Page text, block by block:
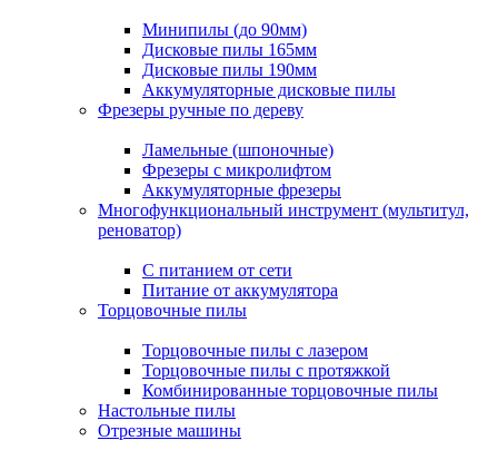
Минипилы (до 90мм)
Дисковые пилы 165мм
Дисковые пилы 190мм
Аккумуляторные дисковые пилы
Фрезеры ручные по дереву
Ламельные (шпоночные)
Фрезеры с микролифтом
Аккумуляторные фрезеры
Многофункциональный инструмент (мультитул,
реноватор)
С питанием от сети
Питание от аккумулятора
Торцовочные пилы
Торцовочные пилы с лазером
Торцовочные пилы с протяжкой
Комбинированные торцовочные пилы
Настольные пилы
Отрезные машины